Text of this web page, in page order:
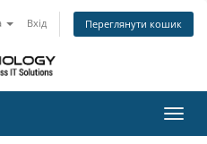
Вхід Переглянути кошик